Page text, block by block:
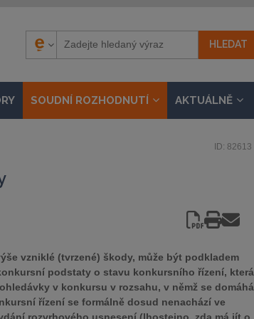
SOUDNÍ ROZHODNUTÍ AKTUÁLNĚ
ID: 82613
vzniklé (tvrzené) škody, může být podkladem
podstaty o stavu konkursního řízení, která
v konkursu v rozsahu, v němž se domáhá
řízení se formálně dosud nenachází ve